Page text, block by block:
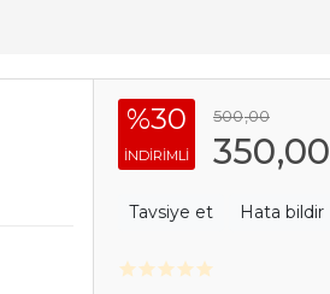
%30
INDIRIMLI
500,00
350,00
Tavsiye et Hata bildir